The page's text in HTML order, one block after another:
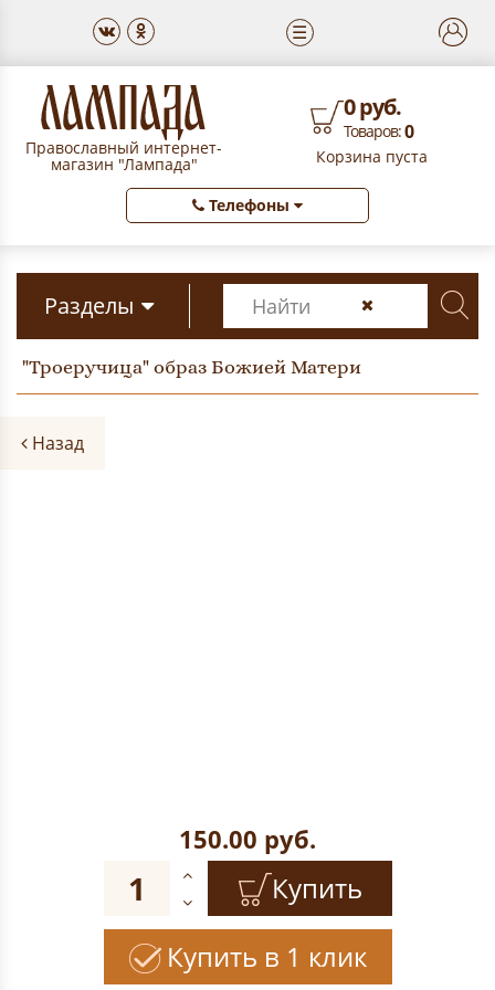
☰
Православный интернет-
магазин "Лампада"
0 руб.
Товаров:0
Корзина пуста
Телефоны
Разделы
"Троеручица" образ Божией Матери
Назад
150.00 руб.
Купить
Купить в 1 клик